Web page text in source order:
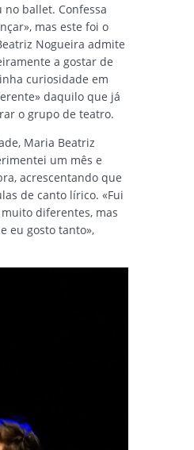
no ballet. Confessa
mas este foi o
Nogueira admite
a gostar de
curiosidade em
daquilo que já
o grupo de teatro.
Maria Beatriz
um mês e
acrescentando que
de canto lírico. «Fui
diferentes, mas
eu gosto tanto»,